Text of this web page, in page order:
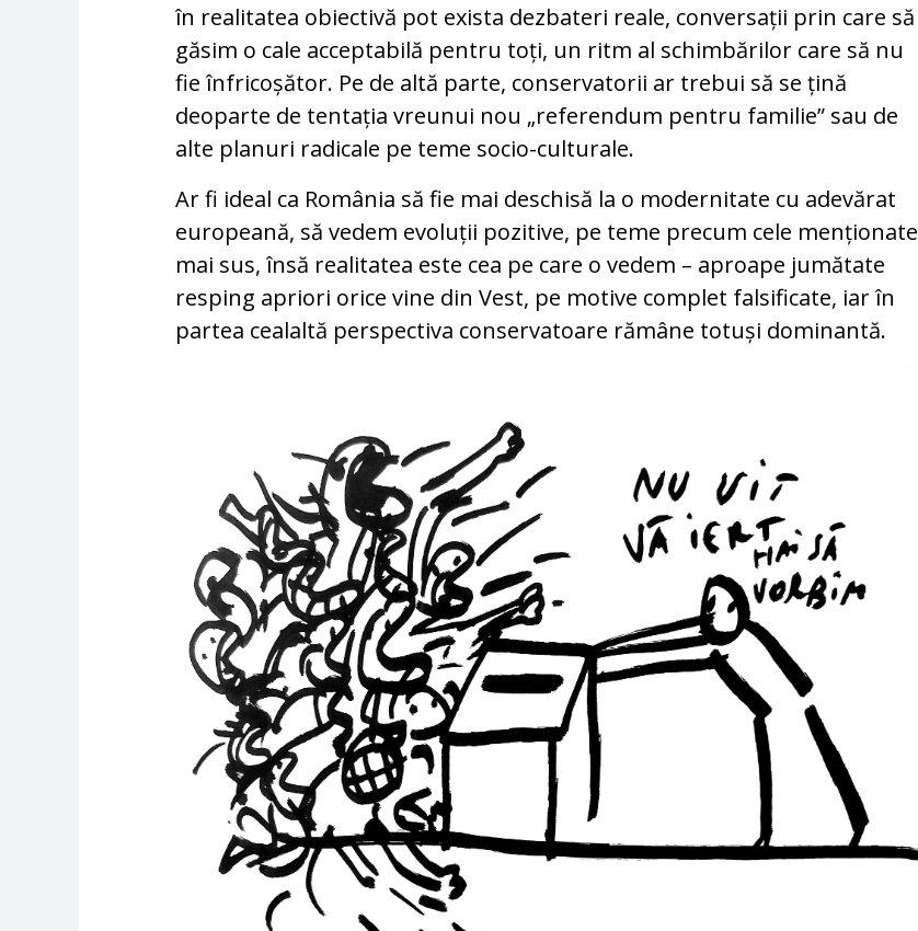
în realitatea obiectivă pot exista dezbateri reale, conversații prin care să
găsim o cale acceptabilă pentru toți, un ritm al schimbărilor care să nu
fie înfricoșător. Pe de altă parte, conservatorii ar trebui să se țină
deoparte de tentația vreunui nou „referendum pentru familie” sau de
alte planuri radicale pe teme socio-culturale.
Ar fi ideal ca România să fie mai deschisă la o modernitate cu adevărat
europeană, să vedem evoluții pozitive, pe teme precum cele menționate
mai sus, însă realitatea este cea pe care o vedem – aproape jumătate
resping apriori orice vine din Vest, pe motive complet falsificate, iar în
partea cealaltă perspectiva conservatoare rămâne totuși dominantă.